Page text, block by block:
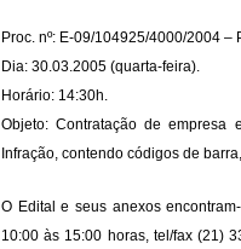
Proc. nº: E-09/104925/4000/2004 –
Dia: 30.03.2005 (quarta-feira).
Horário: 14:30h.
Objeto: Contratação de empresa
Infração, contendo códigos de
O Edital e seus anexos
10:00 às 15:00 horas, tel/fax (21)